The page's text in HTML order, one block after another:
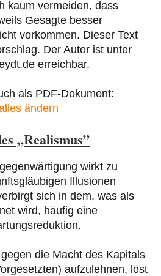
kaum vermeiden, dass
Gesagte besser
vorkommen. Dieser Text
Der Autor ist unter
erreichbar.
als PDF-Dokument:
ändern
„Realismus”
wirkt zu
Illusionen
sich in dem, was als
wird, häufig eine
die Macht des Kapitals
aufzulehnen, löst